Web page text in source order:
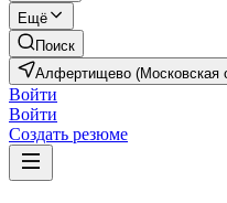
Ещё
Поиск
Алфертищево (Московская
Войти
Войти
Создать резюме